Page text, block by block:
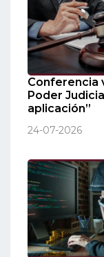
Conferencia
Poder
aplicación”
24-07-2026